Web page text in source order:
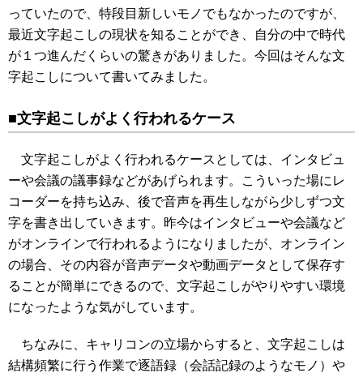
っていたので、特段目新しいモノでもなかったのですが、
最近文字起こしの現状を知ることができ、自分の中で時代
が１つ進んだくらいの驚きがありました。今回はそんな文
字起こしについて書いてみました。
■文字起こしがよく行われるケース
文字起こしがよく行われるケースとしては、インタビュ
ーや会議の議事録などがあげられます。こういった場にレ
コーダーを持ち込み、後で音声を再生しながら少しずつ文
字を書き出していきます。昨今はインタビューや会議など
がオンラインで行われるようになりましたが、オンライン
の場合、その内容が音声データや動画データとして保存す
ることが簡単にできるので、文字起こしがやりやすい環境
になったような気がしています。
ちなみに、キャリコンの立場からすると、文字起こしは
結構頻繁に行う作業で逐語録（会話記録のようなモノ）や